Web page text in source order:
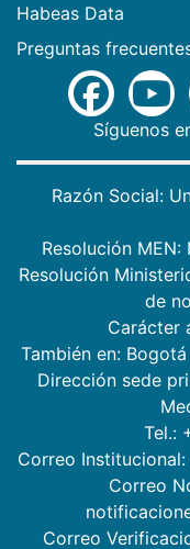
Habeas Data
Preguntas
Síguenos
Razón Social:
Resolución MEN:
Resolución
de
Carácter
También en: Bogotá
Dirección sede
Tel.:
Correo
Correo
Correo